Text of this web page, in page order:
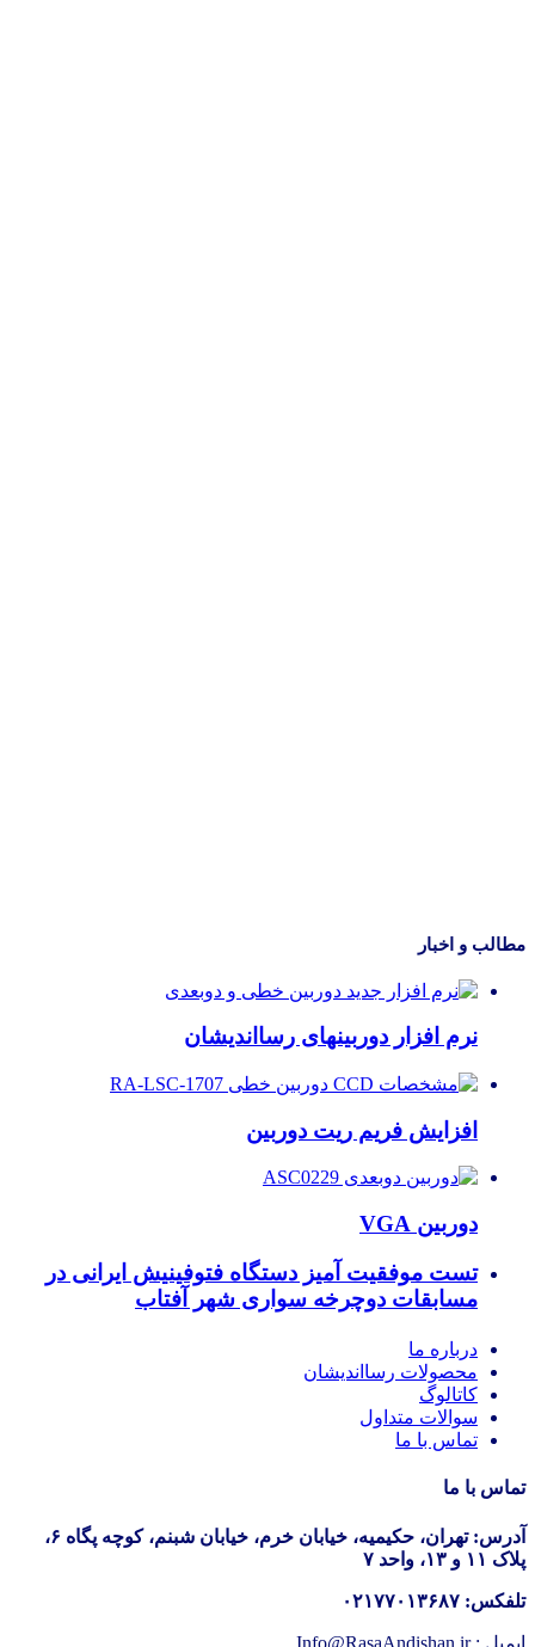
مطالب و اخبار
نرم افزار دوربینهای رسااندیشان
افزایش فریم ریت دوربین
دوربین VGA
تست موفقیت آمیز دستگاه فتوفینیش ایرانی در
مسابقات دوچرخه سواری شهر آفتاب
درباره ما
محصولات رسااندیشان
کاتالوگ
سوالات متداول
تماس با ما
تماس با ما
آدرس: تهران، حکیمیه، خیابان خرم، خیابان شبنم، کوچه پگاه ۶،
پلاک ۱۱ و ۱۳، واحد ۷
تلفکس: ۰۲۱۷۷۰۱۳۶۸۷
ایمیل : Info@RasaAndishan.ir